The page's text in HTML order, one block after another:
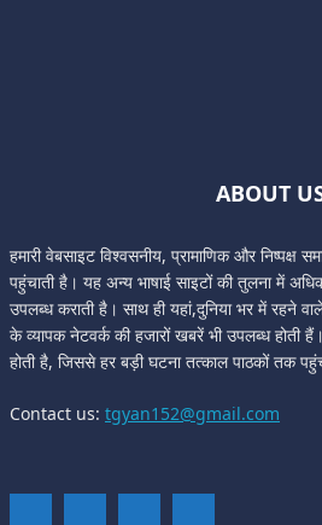
ABOUT
हमारी वेबसाइट विश्वसनीय, प्रामाणिक और निष्पक्ष
पहुंचाती है। यह अन्य भाषाई साइटों की तुलना में
उपलब्ध कराती है। साथ ही यहां,दुनिया भर में रहने वाले
के व्यापक नेटवर्क की हजारों खबरें भी उपलब्ध होती
होती है, जिससे हर बड़ी घटना तत्काल पाठकों तक
Contact us: tgyan152@gmail.com